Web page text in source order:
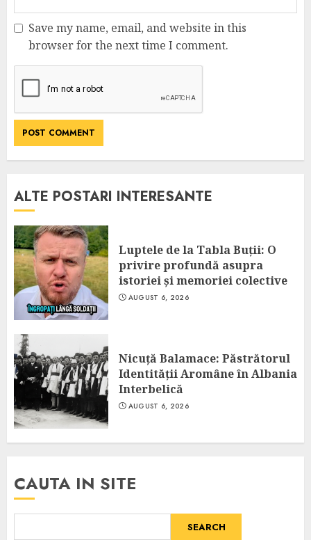
Save my name, email, and website in this
browser for the next time I comment.
ALTE POSTARI INTERESANTE
Luptele de la Tabla Buții: O
privire profundă asupra
istoriei și memoriei colective
AUGUST 6, 2026
Nicuță Balamace: Păstrătorul
Identității Aromâne în Albania
Interbelică
AUGUST 6, 2026
CAUTA IN SITE
SEARCH